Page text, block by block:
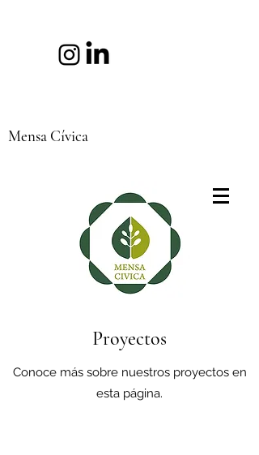
Mensa Cívica
Proyectos
Conoce más sobre nuestros proyectos en
esta página.